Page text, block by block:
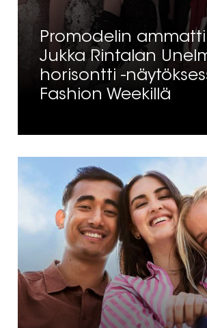
Promodelin
Jukka Rintalan
horisontti -
Fashion Weekillä